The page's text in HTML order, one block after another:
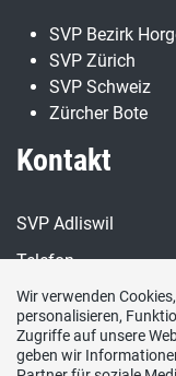
SVP Bezirk
SVP Zürich
SVP Schweiz
Zürcher Bote
Kontakt
SVP Adliswil
Telefon
076 400 58 42
E-Mail
info@svp-adliswil.ch
Wir verwenden
personalisieren,
Zugriffe auf unsere
geben wir